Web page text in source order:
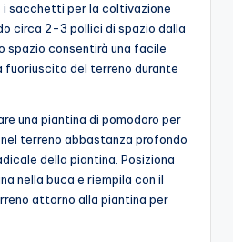
i sacchetti per la coltivazione
circa 2-3 pollici di spazio dalla
spazio consentirà una facile
fuoriuscita del terreno durante
una piantina di pomodoro per
terreno abbastanza profondo
della piantina. Posiziona
nella buca e riempila con il
attorno alla piantina per